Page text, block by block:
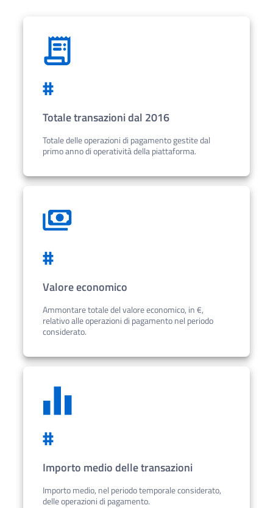
#
Totale transazionidal 2016
Totale delle operazioni di pagamento gestitedal
primo anno di operatività della piattaforma.
#
Valore economico
Ammontare totale del valore economico, in €,
relativo alle operazioni di pagamento nel periodo
considerato.
#
Importo medio delle transazioni
Importo medio, nel periodo temporale considerato,
delle operazioni di pagamento.